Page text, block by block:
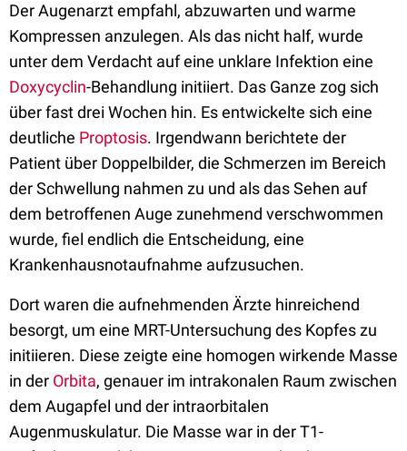
Der Augenarzt empfahl, abzuwarten und warme
Kompressen anzulegen. Als das nicht half, wurde
unter dem Verdacht auf eine unklare Infektion eine
Doxycyclin-Behandlung initiiert. Das Ganze zog sich
über fast drei Wochen hin. Es entwickelte sich eine
deutliche Proptosis. Irgendwann berichtete der
Patient über Doppelbilder, die Schmerzen im Bereich
der Schwellung nahmen zu und als das Sehen auf
dem betroffenen Auge zunehmend verschwommen
wurde, fiel endlich die Entscheidung, eine
Krankenhausnotaufnahme aufzusuchen.
Dort waren die aufnehmenden Ärzte hinreichend
besorgt, um eine MRT-Untersuchung des Kopfes zu
initiieren. Diese zeigte eine homogen wirkende Masse
in der Orbita, genauer im intrakonalen Raum zwischen
dem Augapfel und der intraorbitalen
Augenmuskulatur. Die Masse war in der T1-